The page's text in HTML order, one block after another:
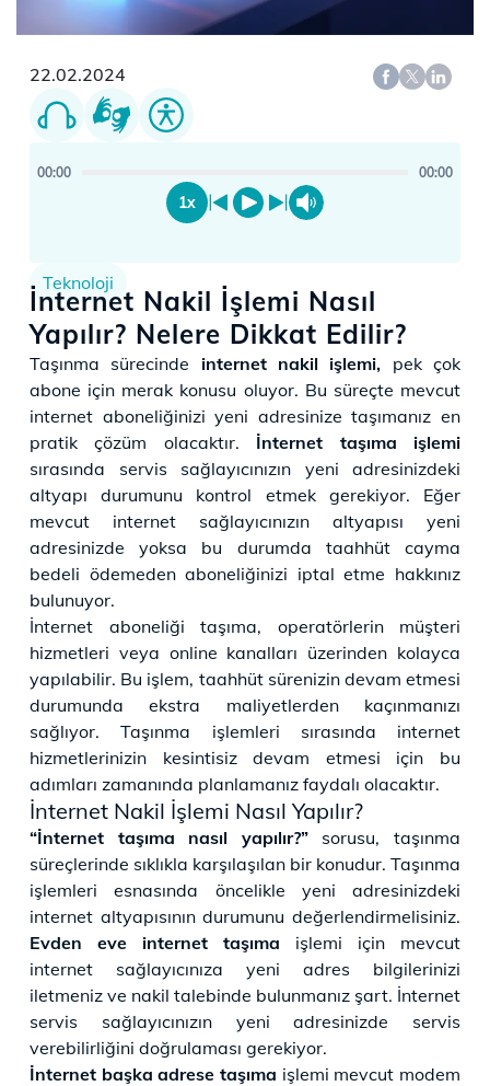
22.02.2024
00:00 00:00
1x
Teknoloji
İnternet Nakil İşlemi Nasıl
Yapılır? Nelere Dikkat Edilir?
Taşınma sürecinde internet nakil işlemi, pek çok
abone için merak konusu oluyor. Bu süreçte mevcut
internet aboneliğinizi yeni adresinize taşımanız en
pratik çözüm olacaktır. İnternet taşıma işlemi
sırasında servis sağlayıcınızın yeni adresinizdeki
altyapı durumunu kontrol etmek gerekiyor. Eğer
mevcut internet sağlayıcınızın altyapısı yeni
adresinizde yoksa bu durumda taahhüt cayma
bedeli ödemeden aboneliğinizi iptal etme hakkınız
bulunuyor.
İnternet aboneliği taşıma, operatörlerin müşteri
hizmetleri veya online kanalları üzerinden kolayca
yapılabilir. Bu işlem, taahhüt sürenizin devam etmesi
durumunda ekstra maliyetlerden kaçınmanızı
sağlıyor. Taşınma işlemleri sırasında internet
hizmetlerinizin kesintisiz devam etmesi için bu
adımları zamanında planlamanız faydalı olacaktır.
İnternet Nakil İşlemi Nasıl Yapılır?
“İnternet taşıma nasıl yapılır?” sorusu, taşınma
süreçlerinde sıklıkla karşılaşılan bir konudur. Taşınma
işlemleri esnasında öncelikle yeni adresinizdeki
internet altyapısının durumunu değerlendirmelisiniz.
Evden eve internet taşıma işlemi için mevcut
internet sağlayıcınıza yeni adres bilgilerinizi
iletmeniz ve nakil talebinde bulunmanız şart. İnternet
servis sağlayıcınızın yeni adresinizde servis
verebilirliğini doğrulaması gerekiyor.
İnternet başka adrese taşıma işlemi mevcut modem